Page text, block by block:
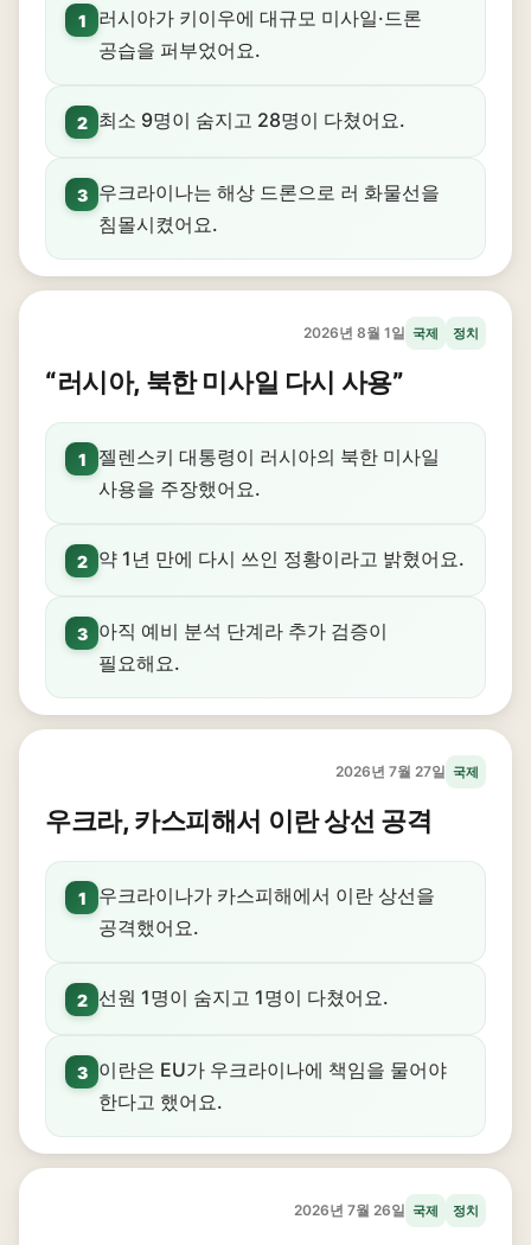
1
러시아가 키이우에 대규모 미사일·드론
공습을 퍼부었어요.
2 최소 9명이 숨지고 28명이 다쳤어요.
3
우크라이나는 해상 드론으로 러 화물선을
침몰시켰어요.
2026년 8월 1일 국제 정치
“러시아, 북한 미사일 다시 사용”
1
젤렌스키 대통령이 러시아의 북한 미사일
사용을 주장했어요.
2 약 1년 만에 다시 쓰인 정황이라고 밝혔어요.
3
아직 예비 분석 단계라 추가 검증이
필요해요.
2026년 7월 27일 국제
우크라, 카스피해서 이란 상선 공격
1
우크라이나가 카스피해에서 이란 상선을
공격했어요.
2 선원 1명이 숨지고 1명이 다쳤어요.
3
이란은 EU가 우크라이나에 책임을 물어야
한다고 했어요.
2026년 7월 26일 국제 정치